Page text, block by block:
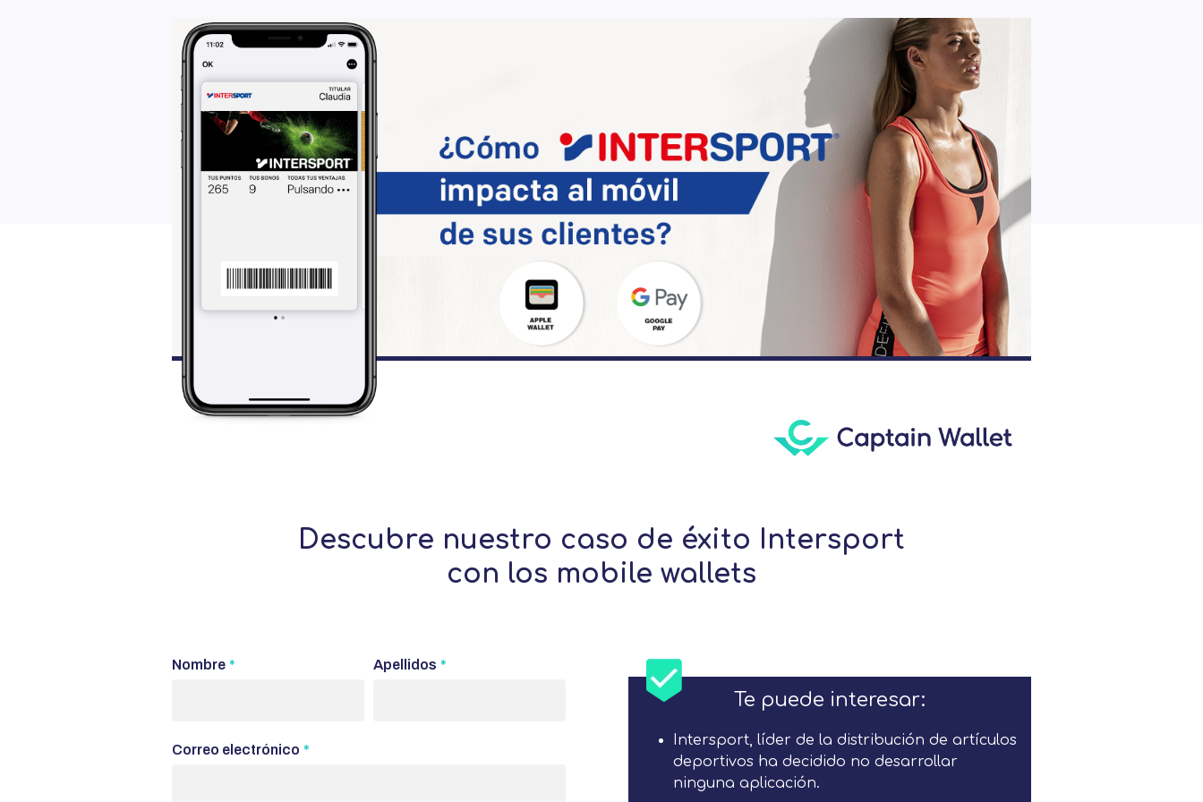
Descubre nuestro caso de éxito Intersport
con los mobile wallets
Nombre * Apellidos *
Correo electrónico *
Te puede interesar:
Intersport, líder de la distribución de artículos
deportivos ha decidido no desarrollar
ninguna aplicación.